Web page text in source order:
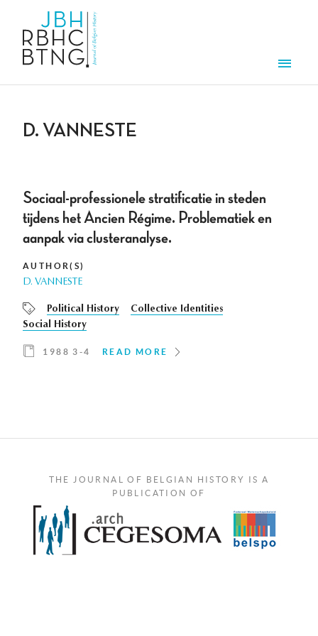
D. VANNESTE
Sociaal-professionele stratificatie in steden
tijdens het Ancien Régime. Problematiek en
aanpak via clusteranalyse.
AUTHOR(S)
D. VANNESTE
Political History
Collective Identities
Social History
1988 3-4 READ MORE
THE JOURNAL OF BELGIAN HISTORY IS A
PUBLICATION OF